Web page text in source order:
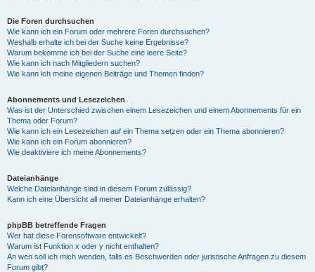
Die Foren durchsuchen
Wie kann ich ein Forum oder mehrere Foren durchsuchen?
Weshalb erhalte ich bei der Suche keine Ergebnisse?
Warum bekomme ich bei der Suche eine leere Seite?
Wie kann ich nach Mitgliedern suchen?
Wie kann ich meine eigenen Beiträge und Themen finden?
Abonnements und Lesezeichen
Was ist der Unterschied zwischen einem Lesezeichen und einem Abonnements für ein
Thema oder Forum?
Wie kann ich ein Lesezeichen auf ein Thema setzen oder ein Thema abonnieren?
Wie kann ich ein Forum abonnieren?
Wie deaktiviere ich meine Abonnements?
Dateianhänge
Welche Dateianhänge sind in diesem Forum zulässig?
Kann ich eine Übersicht all meiner Dateianhänge erhalten?
phpBB betreffende Fragen
Wer hat diese Forensoftware entwickelt?
Warum ist Funktion x oder y nicht enthalten?
An wen soll ich mich wenden, falls es Beschwerden oder juristische Anfragen zu diesem
Forum gibt?